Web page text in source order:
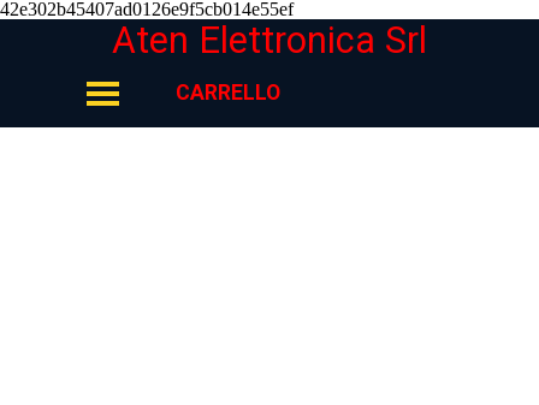
42e302b45407ad0126e9f5cb014e55ef
Aten Elettronica Srl
Salta menù
CARRELLO